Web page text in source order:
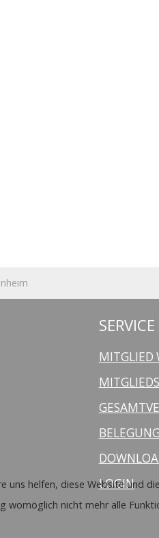
SERVICE
MITGLIED
LOGIN
helfen, diese Website und
womöglich nicht mehr alle